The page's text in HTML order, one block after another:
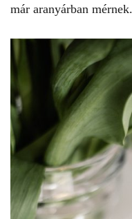
már aranyárban mérnek.